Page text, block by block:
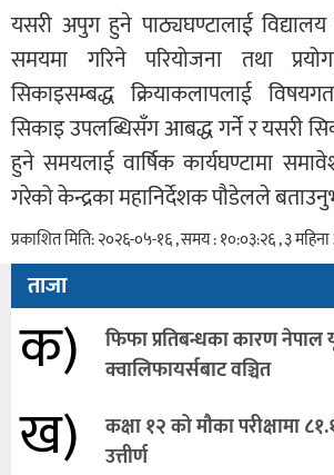
यसरी अपुग हुने पाठ्यघण्टालाई
समयमा गरिने परियोजना तथा
सिकाइसम्बद्ध क्रियाकलापलाई
सिकाइ उपलब्धिसँग आबद्ध गर्ने र यसरी
हुने समयलाई वार्षिक कार्यघण्टामा
गरेको केन्द्रका महानिर्देशक पौडेलले
प्रकाशित मिति: २०२६-०५-१६ , समय : १०:०३:२६ , ३ महिना
ताजा
क)
फिफा प्रतिबन्धका कारण
क्वालिफायर्सबाट वञ्चित
ख)
कक्षा १२ को मौका परीक्षामा
उत्तीर्ण